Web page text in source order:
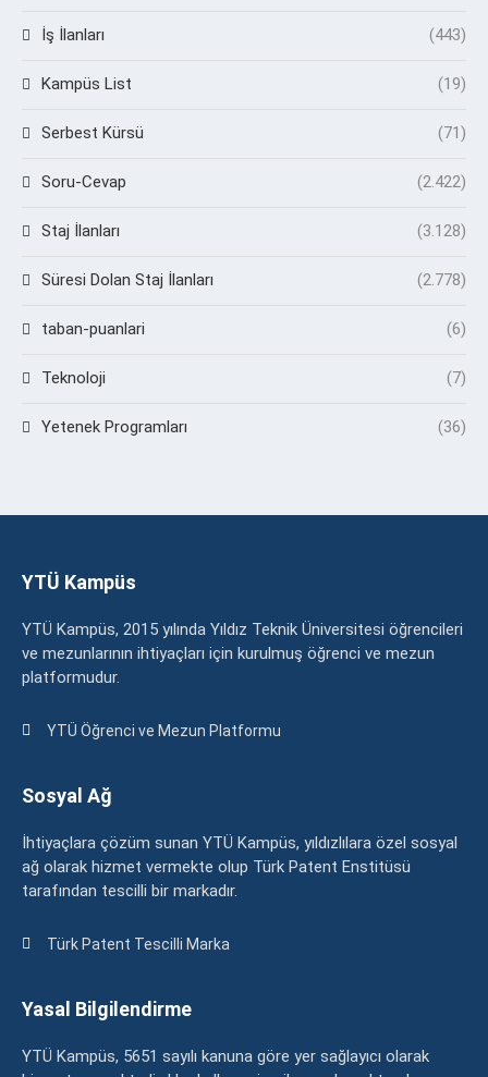
İş İlanları (443)
Kampüs List (19)
Serbest Kürsü (71)
Soru-Cevap (2.422)
Staj İlanları (3.128)
Süresi Dolan Staj İlanları (2.778)
taban-puanlari (6)
Teknoloji (7)
Yetenek Programları (36)
YTÜ Kampüs
YTÜ Kampüs, 2015 yılında Yıldız Teknik Üniversitesi öğrencileri
ve mezunlarının ihtiyaçları için kurulmuş öğrenci ve mezun
platformudur.
YTÜ Öğrenci ve Mezun Platformu
Sosyal Ağ
İhtiyaçlara çözüm sunan YTÜ Kampüs, yıldızlılara özel sosyal
ağ olarak hizmet vermekte olup Türk Patent Enstitüsü
tarafından tescilli bir markadır.
Türk Patent Tescilli Marka
Yasal Bilgilendirme
YTÜ Kampüs, 5651 sayılı kanuna göre yer sağlayıcı olarak